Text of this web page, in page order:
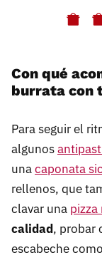
Con qué
burrata con
Para seguir el
algunos
unacaponata
rellenos, que
clavar una
calidad, probar
escabeche